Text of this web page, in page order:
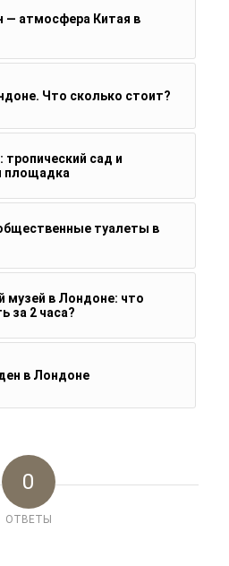
— атмосфера Китая в
Что сколько стоит?
тропический сад и
площадка
туалеты в
музей в Лондоне: что
за 2 часа?
в Лондоне
0
ОТВЕТЫ